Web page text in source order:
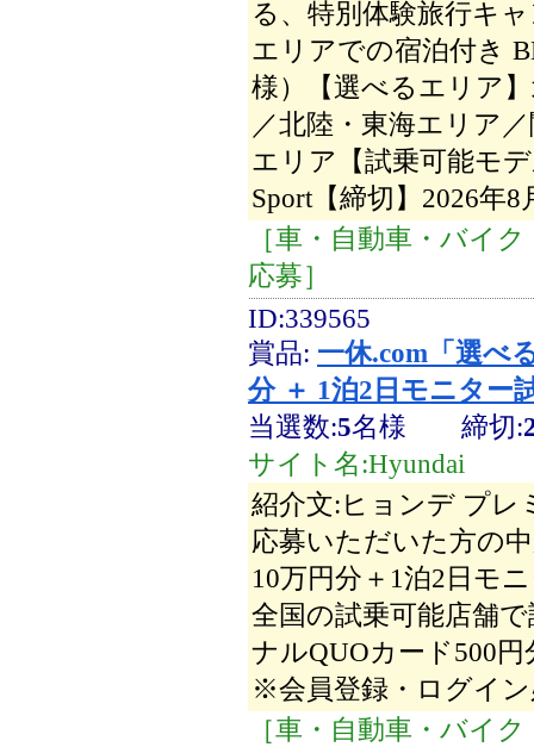
る、特別体験旅行キ
エリアでの宿泊付き
様）【選べるエリア
／北陸・東海エリア
エリア【試乗可能モ
Sport【締切】2026年8
［車・自動車・バイ
応募］
ID:339565
賞品: 一休.com「選べ
分 ＋ 1泊2日モニター
当選数:5名様 締切:
サイト名:Hyundai
紹介文:ヒョンデ プレ
応募いただいた方の
10万円分＋1泊2日モ
全国の試乗可能店舗
ナルQUOカード500
※会員登録・ログイ
［車・自動車・バイ